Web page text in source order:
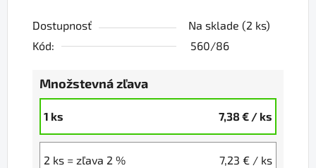
Dostupnosť Na sklade (2 ks)
Kód:
560/86
Množstevná zľava
1 ks 7,38 € / ks
2 ks = zľava 2 % 7,23 € / ks